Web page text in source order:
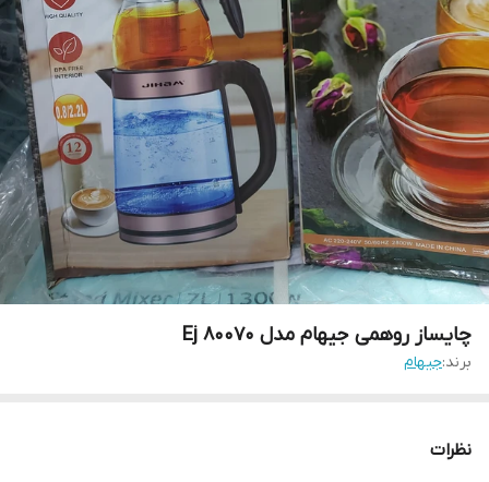
چایساز روهمی جیهام مدل ۸۰۰۷۰ Ej
برند:جیهام
نظرات